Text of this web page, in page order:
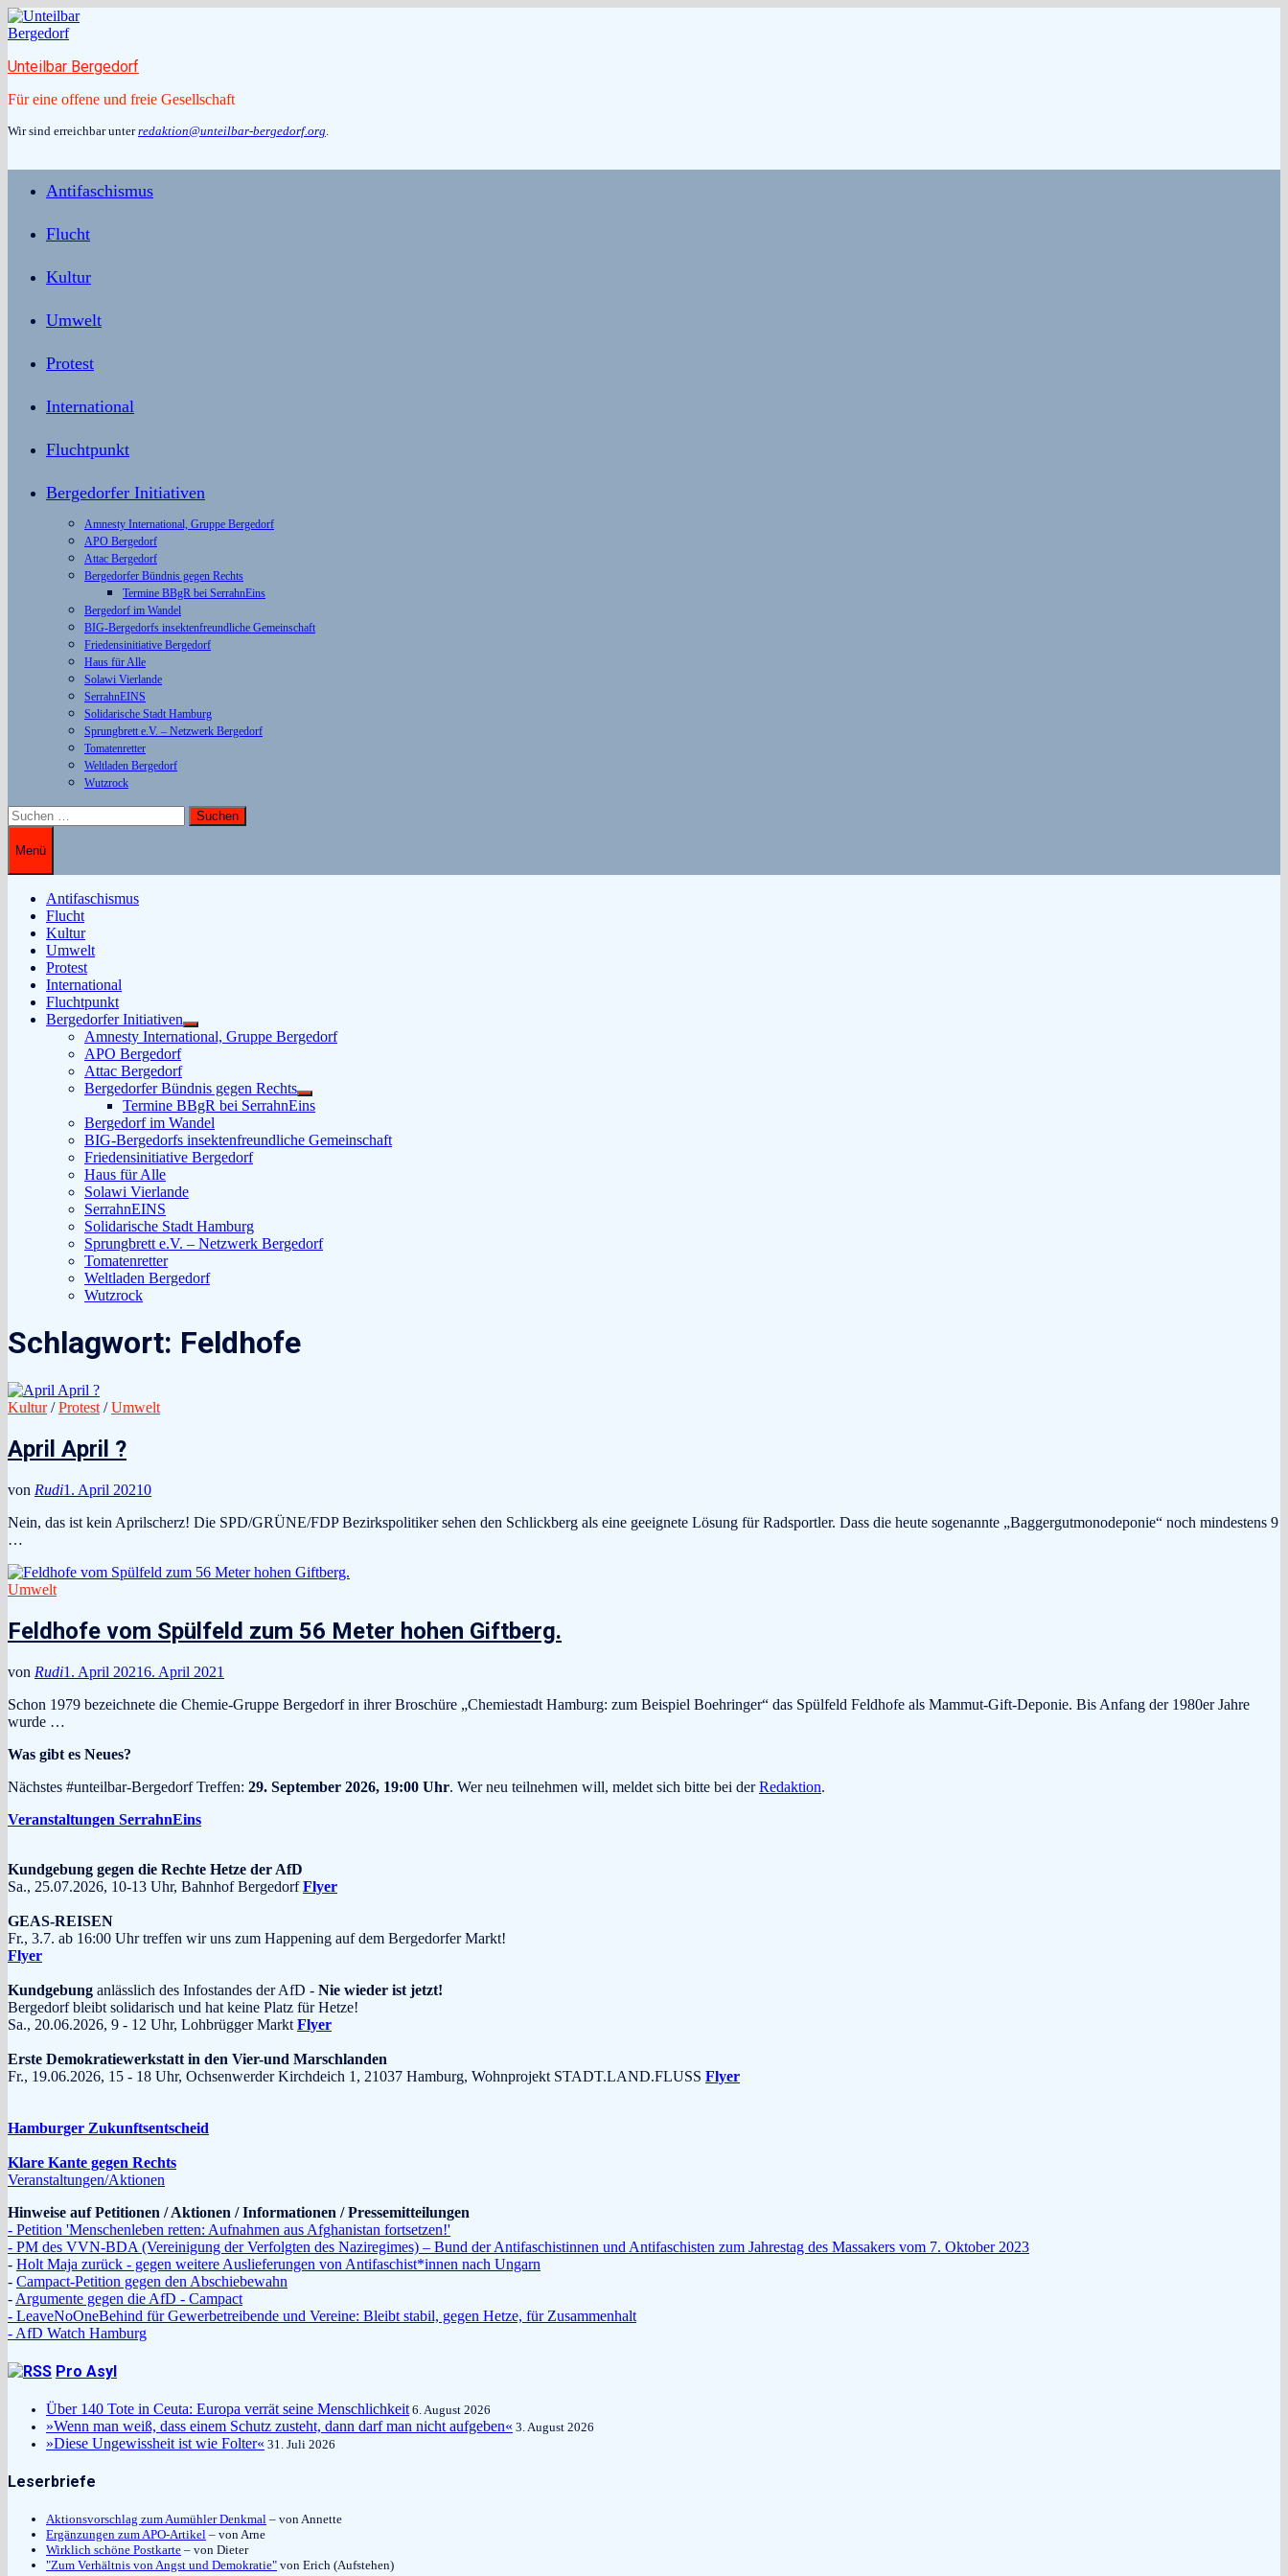
Zum
Inhalt
Unteilbar Bergedorf
Für eine offene und freie Gesellschaft
Wir sind erreichbar unterredaktion@unteilbar-bergedorf.org.
Antifaschismus
Flucht
Kultur
Umwelt
Protest
International
Fluchtpunkt
Bergedorfer Initiativen
Amnesty International, Gruppe Bergedorf
APO Bergedorf
Attac Bergedorf
Bergedorfer Bündnis gegen Rechts
Termine BBgR bei SerrahnEins
Bergedorf im Wandel
BIG-Bergedorfs insektenfreundliche Gemeinschaft
Friedensinitiative Bergedorf
Haus für Alle
Solawi Vierlande
SerrahnEINS
Solidarische Stadt Hamburg
Sprungbrett e.V. – Netzwerk Bergedorf
Tomatenretter
Weltladen Bergedorf
Wutzrock
Suchen
nach:
Menü
Antifaschismus
Flucht
Kultur
Umwelt
Protest
International
Fluchtpunkt
Bergedorfer Initiativen
Untermenü
anzeigen
Amnesty International, Gruppe Bergedorf
APO Bergedorf
Attac Bergedorf
Bergedorfer Bündnis gegen Rechts
Untermenü
anzeigen
Termine BBgR bei SerrahnEins
Bergedorf im Wandel
BIG-Bergedorfs insektenfreundliche Gemeinschaft
Friedensinitiative Bergedorf
Haus für Alle
Solawi Vierlande
SerrahnEINS
Solidarische Stadt Hamburg
Sprungbrett e.V. – Netzwerk Bergedorf
Tomatenretter
Weltladen Bergedorf
Wutzrock
Schlagwort: Feldhofe
Kultur/Protest /Umwelt
April April ?
von Rudi1. April 20210
Nein, das ist kein Aprilscherz! Die SPD/GRÜNE/FDP Bezirkspolitiker sehen den Schlickberg als eine geeignete Lösung für Radsportler. Dass die heute sogenannte „Baggergutmonodeponie“ noch mindestens 9
…
Umwelt
Feldhofe vom Spülfeld zum 56 Meter hohen Giftberg.
von Rudi1. April 20216. April 2021
Schon 1979 bezeichnete die Chemie-Gruppe Bergedorf in ihrer Broschüre „Chemiestadt Hamburg: zum Beispiel Boehringer“ das Spülfeld Feldhofe als Mammut-Gift-Deponie. Bis Anfang der 1980er Jahre
wurde …
Was gibt es Neues?
Nächstes #unteilbar-Bergedorf Treffen: 29. September 2026, 19:00 Uhr. Wer neu teilnehmen will, meldet sich bitte bei derRedaktion.
Veranstaltungen SerrahnEins
Kundgebung gegen die Rechte Hetze der AfD
Sa., 25.07.2026, 10-13 Uhr, Bahnhof BergedorfFlyer
GEAS-REISEN
Fr., 3.7. ab 16:00 Uhr treffen wir uns zum Happening auf dem Bergedorfer Markt!
Flyer
Kundgebung anlässlich des Infostandes der AfD - Nie wieder ist jetzt!
Bergedorf bleibt solidarisch und hat keine Platz für Hetze!
Sa., 20.06.2026, 9 - 12 Uhr, Lohbrügger Markt Flyer
Erste Demokratiewerkstatt in den Vier-und Marschlanden
Fr., 19.06.2026, 15 - 18 Uhr, Ochsenwerder Kirchdeich 1, 21037 Hamburg, Wohnprojekt STADT.LAND.FLUSS Flyer
Hamburger Zukunftsentscheid
Klare Kante gegen Rechts
Veranstaltungen/Aktionen
Hinweise auf Petitionen / Aktionen / Informationen / Pressemitteilungen
- Petition 'Menschenleben retten: Aufnahmen aus Afghanistan fortsetzen!'
- PM des VVN-BDA (Vereinigung der Verfolgten des Naziregimes) – Bund der Antifaschistinnen und Antifaschisten zum Jahrestag des Massakers vom 7. Oktober 2023
- Holt Maja zurück - gegen weitere Auslieferungen von Antifaschist*innen nach Ungarn
- Campact-Petition gegen den Abschiebewahn
- Argumente gegen die AfD - Campact
- LeaveNoOneBehind für Gewerbetreibende und Vereine: Bleibt stabil, gegen Hetze, für Zusammenhalt
- AfD Watch Hamburg
Pro Asyl
Über 140 Tote in Ceuta: Europa verrät seine Menschlichkeit 6. August 2026
»Wenn man weiß, dass einem Schutz zusteht, dann darf man nicht aufgeben« 3. August 2026
»Diese Ungewissheit ist wie Folter« 31. Juli 2026
Leserbriefe
Aktionsvorschlag zum Aumühler Denkmal – von Annette
Ergänzungen zum APO-Artikel – von Arne
Wirklich schöne Postkarte – von Dieter
"Zum Verhältnis von Angst und Demokratie" von Erich (Aufstehen)